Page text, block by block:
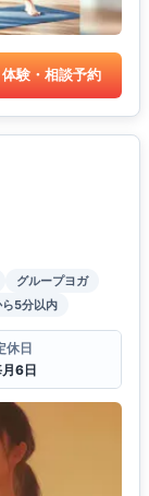
体験・相談予約
グループヨガ
5分以内
休日
6日